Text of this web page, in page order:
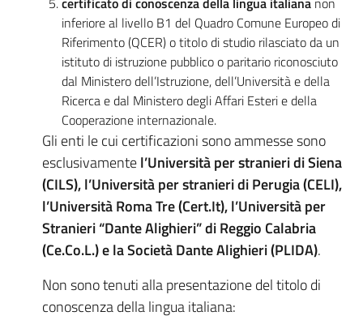
inferiore al livello B1 del Quadro Comune Europeo di
Riferimento (QCER) o titolo di studio rilasciato da un
istituto di istruzione pubblico o paritario riconosciuto
dal Ministero dell’Istruzione, dell’Università e della
Ricerca e dal Ministero degli Affari Esteri e della
Cooperazione internazionale.
Gli enti le cui certificazioni sono ammesse sono
esclusivamentel’Università per stranieri di Siena
(CILS), l’Università per stranieri di Perugia (CELI),
l’Università Roma Tre (Cert.It), l’Università per
Stranieri “Dante Alighieri” di Reggio Calabria
(Ce.Co.L.) e la Società Dante Alighieri (PLIDA).
Non sono tenuti alla presentazione del titolo di
conoscenza della lingua italiana: